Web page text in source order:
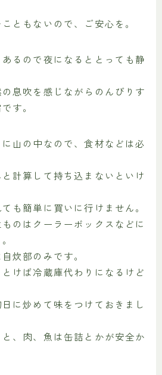
ともないので、ご安心を。
るので夜になるととっても静
息吹を感じながらのんびりす
す。
山の中なので、食材などは必
計算して持ち込まないといけ
も簡単に買いに行けません。
のはクーラーボックスなどに
炊部のみです。
とけば冷蔵庫代わりになるけど
に炒めて味をつけておきまし
、肉、魚は缶詰とかが安全か